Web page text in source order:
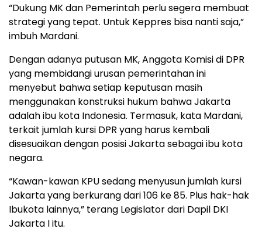
“Dukung MK dan Pemerintah perlu segera membuat
strategi yang tepat. Untuk Keppres bisa nanti saja,”
imbuh Mardani.
Dengan adanya putusan MK, Anggota Komisi di DPR
yang membidangi urusan pemerintahan ini
menyebut bahwa setiap keputusan masih
menggunakan konstruksi hukum bahwa Jakarta
adalah ibu kota Indonesia. Termasuk, kata Mardani,
terkait jumlah kursi DPR yang harus kembali
disesuaikan dengan posisi Jakarta sebagai ibu kota
negara.
“Kawan-kawan KPU sedang menyusun jumlah kursi
Jakarta yang berkurang dari 106 ke 85. Plus hak-hak
Ibukota lainnya,” terang Legislator dari Dapil DKI
Jakarta I itu.